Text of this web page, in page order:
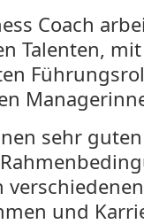
Coach
Talenten,
sehr
und